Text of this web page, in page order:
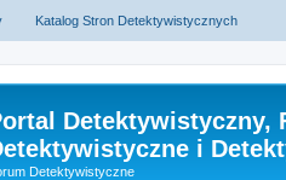
Katalog Stron Detektywistycznych
Detektywistyczny,
i
Detektywistyczne